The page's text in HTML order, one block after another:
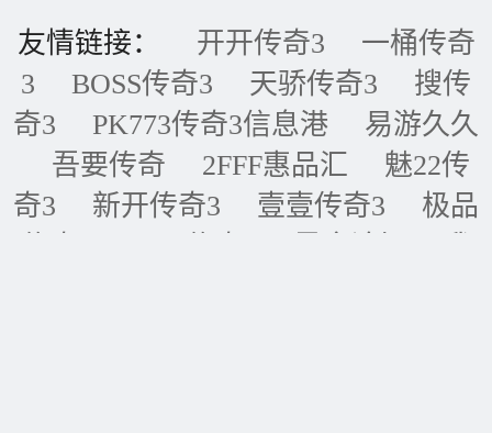
友情链接： 开开传奇3
一桶传奇
3
BOSS传奇3 天骄传奇3
搜传
奇3
PK773传奇3信息港
易游久久
吾要传奇
2FFF惠品汇
魅22传
奇3
新开传奇3 壹壹传奇3
极品